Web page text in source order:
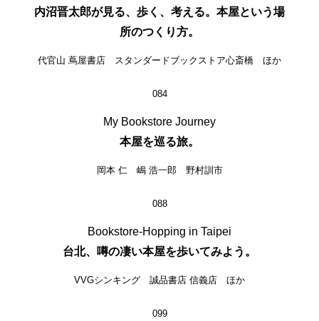
内沼晋太郎が見る、歩く、考える。本屋という場
所のつくり方。
代官山 蔦屋書店 スタンダードブックストア心斎橋 ほか
084
My Bookstore Journey
本屋を巡る旅。
岡本 仁 嶋 浩一郎 野村訓市
088
Bookstore-Hopping in Taipei
台北、噂の凄い本屋を歩いてみよう。
VVGシンキング 誠品書店 信義店 ほか
099